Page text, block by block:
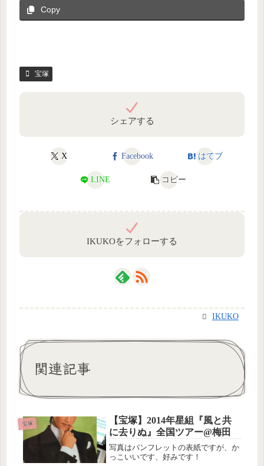
Copy
宝塚
シェアする
X Facebook はてブ
LINE コピー
IKUKOをフォローする
IKUKO
関連記事
宝塚
【宝塚】2014年星組『風と共
に去りぬ』全国ツアー@梅田
写真はパンフレットの表紙ですが、か
っこいいです、好みです！